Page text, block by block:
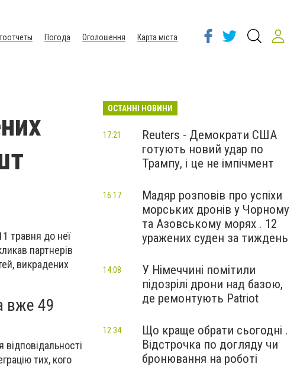
Погода Оголошення
Карта міста
травня до неї
партнерів
викрадених
вже 49
тих, кого
ОСТАННІ НОВИНИ
Reuters - Демократи США
готують новий удар по
Трампу, і це не імпічмент
17:21
Мадяр розповів про успіхи
морських дронів у Чорному
та Азовському морях . 12
уражених суден за тиждень
16:17
У Німеччині помітили
підозрілі дрони над базою,
де ремонтують Patriot
14:08
Що краще обрати сьогодні .
Відстрочка по догляду чи
бронювання на роботі
12:34